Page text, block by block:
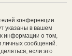
конференции.
указаны в вашем
информации о том,
личных сообщений.
если это